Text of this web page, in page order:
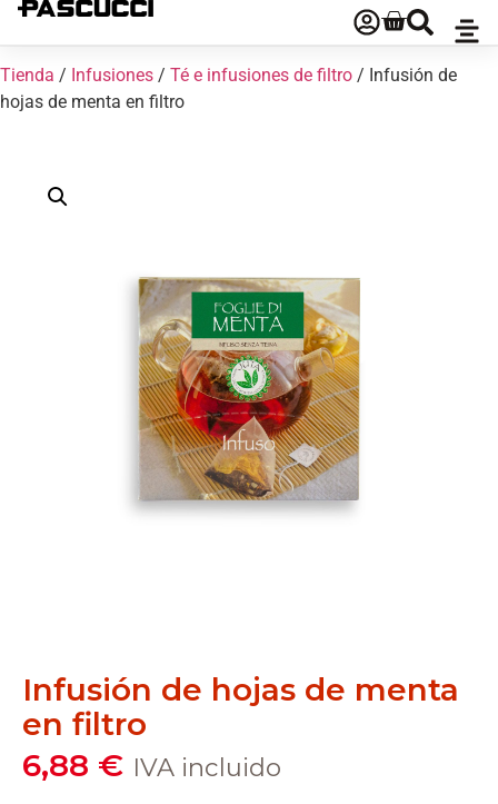
Tienda / Infusiones / Té e infusiones de filtro / Infusión de
hojas de menta en filtro
Infusión de hojas de menta
en filtro
6,88 € IVA incluido